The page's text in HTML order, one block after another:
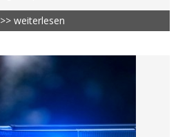
>> weiterlesen